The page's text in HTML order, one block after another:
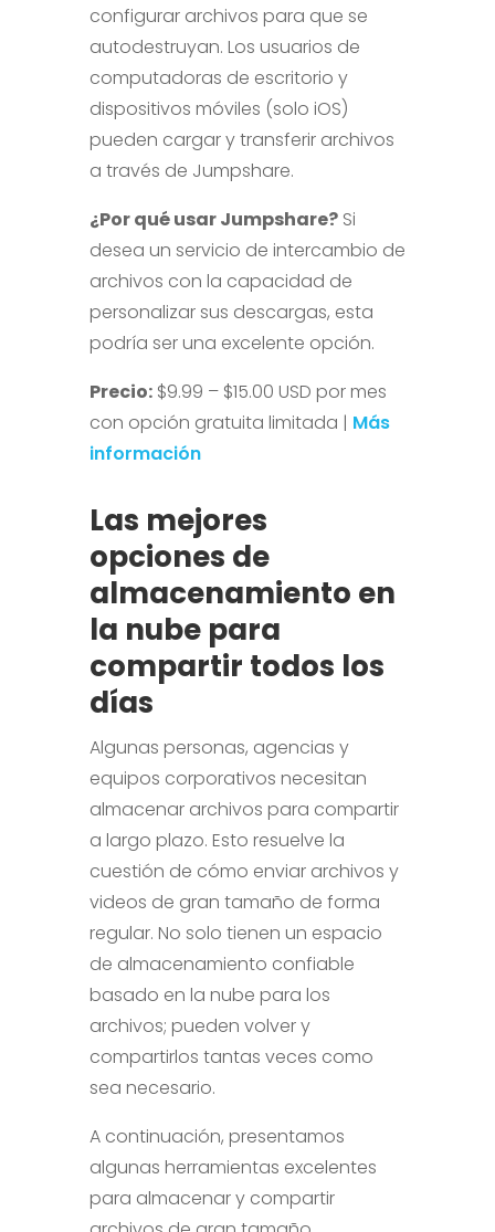
configurar archivos para que se
autodestruyan. Los usuarios de
computadoras de escritorio y
dispositivos móviles (solo iOS)
pueden cargar y transferir archivos
a través de Jumpshare.
¿Por qué usar Jumpshare?Si
desea un servicio de intercambio de
archivos con la capacidad de
personalizar sus descargas, esta
podría ser una excelente opción.
Precio:$9.99 – $15.00 USD por mes
con opción gratuita limitada | Más
información
Las mejores
opciones de
almacenamiento en
la nube para
compartir todos los
días
Algunas personas, agencias y
equipos corporativos necesitan
almacenar archivos para compartir
a largo plazo. Esto resuelve la
cuestión de cómo enviar archivos y
videos de gran tamaño de forma
regular. No solo tienen un espacio
de almacenamiento confiable
basado en la nube para los
archivos; pueden volver y
compartirlos tantas veces como
sea necesario.
A continuación, presentamos
algunas herramientas excelentes
para almacenar y compartir